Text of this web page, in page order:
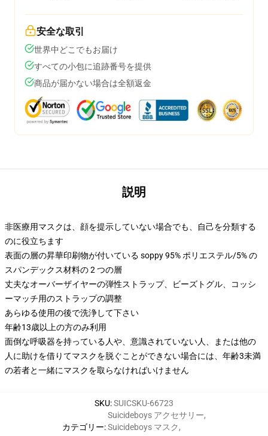
安全な取引
世界中どこでもお届け
すべての小包に追跡番号を提供
商品が届かない場合は全額返金
説明
非医療用マスクは、顔を提示していない場合でも、自己を分類する
のに役立ちます
表面の層の昇華印刷物が付いている soppy 95% ポリエステル/5% の
スパンデックス材料の 2 つの層
丈夫なオーバーザイヤーの弾性ストラップ、ビーズトグル、コッシ
ーマッチ用のストラップの調整
あらゆる使用の後で洗浄して下さい
年齢13歳以上の方のみ利用
面倒な呼吸器を持っている人や、意識されていない人、または他の
人に助けを借りてマスクを脱ぐことができない場合には、年齢3未満
の若者と一緒にマスクを取らなければいけません
SKU:SUICSKU-66723
カテゴリー:
Suicideboys アクセサリー,
Suicideboys マスク,